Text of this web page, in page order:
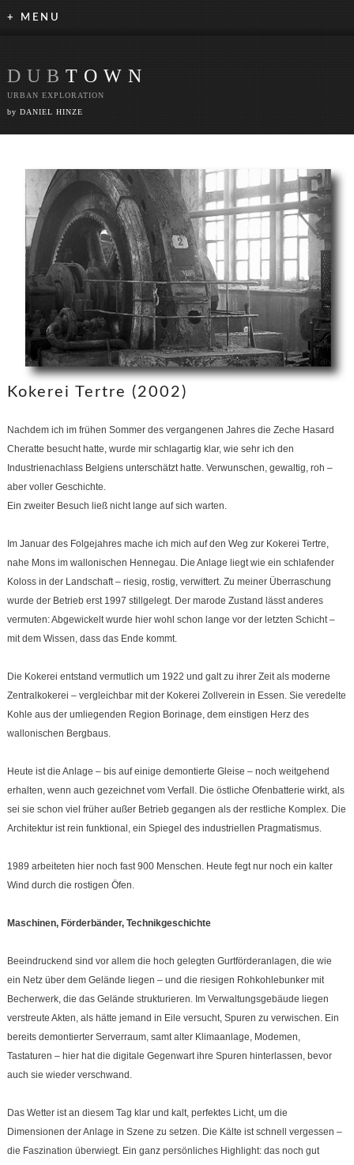
+ MENU
DUB TOWN
URBAN EXPLORATION
by DANIEL HINZE
Kokerei Tertre (2002)
Nachdem ich im frühen Sommer des vergangenen Jahres die Zeche Hasard
Cheratte besucht hatte, wurde mir schlagartig klar, wie sehr ich den
Industrienachlass Belgiens unterschätzt hatte. Verwunschen, gewaltig, roh –
aber voller Geschichte.
Ein zweiter Besuch ließ nicht lange auf sich warten.
Im Januar des Folgejahres mache ich mich auf den Weg zur Kokerei Tertre,
nahe Mons im wallonischen Hennegau. Die Anlage liegt wie ein schlafender
Koloss in der Landschaft – riesig, rostig, verwittert. Zu meiner Überraschung
wurde der Betrieb erst 1997 stillgelegt. Der marode Zustand lässt anderes
vermuten: Abgewickelt wurde hier wohl schon lange vor der letzten Schicht –
mit dem Wissen, dass das Ende kommt.
Die Kokerei entstand vermutlich um 1922 und galt zu ihrer Zeit als moderne
Zentralkokerei – vergleichbar mit der Kokerei Zollverein in Essen. Sie veredelte
Kohle aus der umliegenden Region Borinage, dem einstigen Herz des
wallonischen Bergbaus.
Heute ist die Anlage – bis auf einige demontierte Gleise – noch weitgehend
erhalten, wenn auch gezeichnet vom Verfall. Die östliche Ofenbatterie wirkt, als
sei sie schon viel früher außer Betrieb gegangen als der restliche Komplex. Die
Architektur ist rein funktional, ein Spiegel des industriellen Pragmatismus.
1989 arbeiteten hier noch fast 900 Menschen. Heute fegt nur noch ein kalter
Wind durch die rostigen Öfen.
Maschinen, Förderbänder, Technikgeschichte
Beeindruckend sind vor allem die hoch gelegten Gurtförderanlagen, die wie
ein Netz über dem Gelände liegen – und die riesigen Rohkohlebunker mit
Becherwerk, die das Gelände strukturieren. Im Verwaltungsgebäude liegen
verstreute Akten, als hätte jemand in Eile versucht, Spuren zu verwischen. Ein
bereits demontierter Serverraum, samt alter Klimaanlage, Modemen,
Tastaturen – hier hat die digitale Gegenwart ihre Spuren hinterlassen, bevor
auch sie wieder verschwand.
Das Wetter ist an diesem Tag klar und kalt, perfektes Licht, um die
Dimensionen der Anlage in Szene zu setzen. Die Kälte ist schnell vergessen –
die Faszination überwiegt. Ein ganz persönliches Highlight: das noch gut